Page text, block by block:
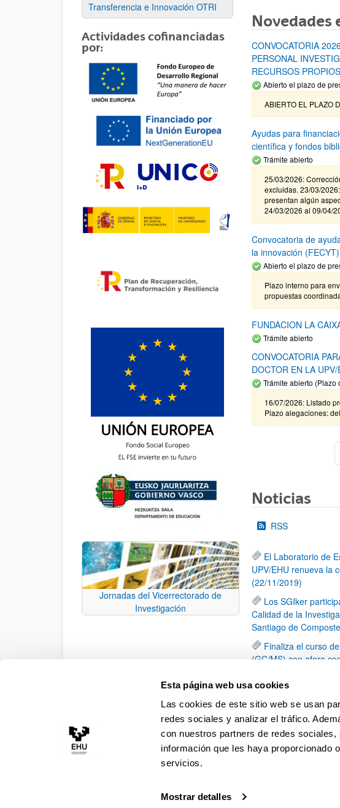
Esta página web usa cookies
Las cookies de este sitio web se usan
redes sociales y analizar el tráfico.
con nuestros partners de redes
información que les haya proporcionado
servicios.
Mostrar detalles
Transferencia e Innovación OTRI
Actividades cofinanciadas
por:
Jornadas del Vicerrectorado de
Investigación
Novedades
CONVOCATORIA
PERSONAL
RECURSOS
Abierto el plazo de
ABIERTO EL PLAZO
Ayudas para
científica y fondos
Trámite abierto
25/03/2026:
excluidas. 23/03/
presentan algún
24/03/2026 al 09/04/
Convocatoria de
la innovación
Abierto el plazo de
Plazo interno para
propuestas
FUNDACION LA
Trámite abierto
CONVOCATORIA
DOCTOR EN LA
Trámite abierto
16/07/2026: Listado
Plazo alegaciones:
Noticias
RSS
El Laboratorio de
UPV/EHU renueva la
(22/11/2019)
Los SGIker
Calidad de la
Santiago de
Finaliza el curso
(GC/MS) con aforo
Arquitectura y Arte y